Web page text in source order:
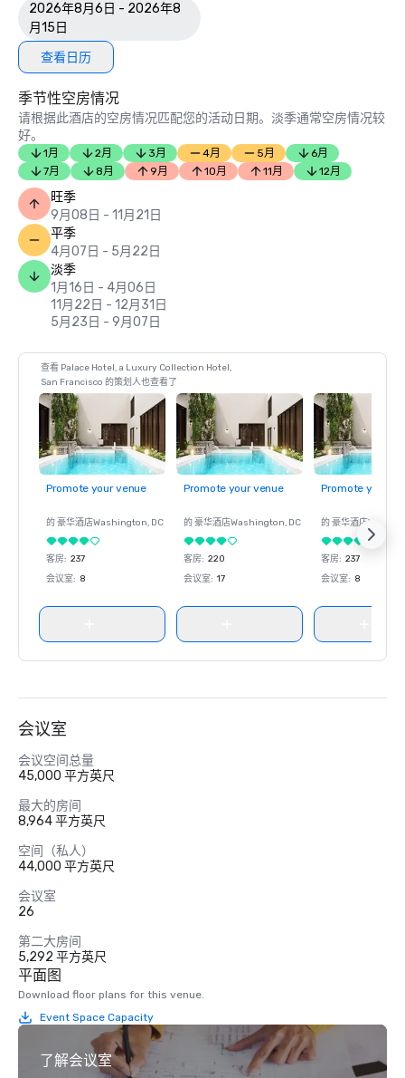
2026年8月6日 - 2026年8
月15日
查看日历
季节性空房情况
请根据此酒店的空房情况匹配您的活动日期。淡季通常空房情况较
好。
1月 2月 3月 4月 5月
6月
7月
8月 9月 10月 11月 12月
旺季
9月08日 - 11月21日
平季
4月07日 - 5月22日
淡季
1月16日 - 4月06日
11月22日 - 12月31日
5月23日 - 9月07日
查看 Palace Hotel, a Luxury Collection Hotel,
San Francisco 的策划人也查看了
Promote your venue
的 豪华酒店Washington, DC
客房: 237
会议室: 8
Promote your venue
的 豪华酒店Washington, DC
客房: 220
会议室: 17
Promote your
的 豪华酒店
客房: 237
会议室: 8
会议室
会议空间总量
45,000 平方英尺
最大的房间
8,964 平方英尺
空间（私人）
44,000 平方英尺
会议室
26
第二大房间
5,292 平方英尺
平面图
Download floor plans for this venue.
Event Space Capacity
了解会议室